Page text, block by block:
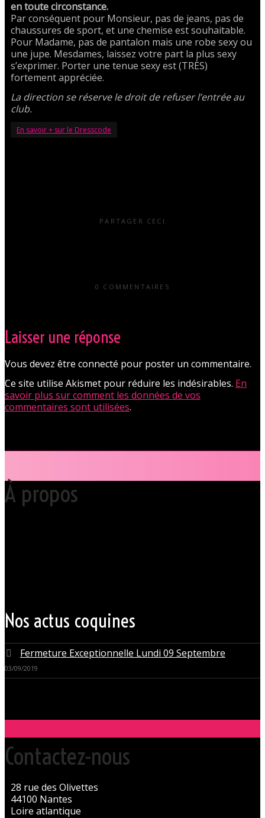
en toute circonstance.
Par conséquent pour Monsieur, pas de jeans, pas de
chaussures de sport, et une chemise est souhaitable.
Pour Madame, pas de pantalon mais une robe sexy ou
une jupe. Mesdames, laissez votre part la plus sexy
s’exprimer. Porter une tenue sexy est (TRÈS)
fortement appréciée.
La direction se réserve le droit de refuser l’entrée au
club.
En savoir + sur le Dresscode
PARTAGER CECI
0 COMMENTAIRES
Laisser une réponse
Vous devez être connecté pour poster un commentaire.
Ce site utilise Akismet pour réduire les indésirables. En
savoir plus sur comment les données de vos
commentaires sont utilisées.
À propos
Nos actus coquines
Fermeture Exceptionnelle Lundi 09 Septembre
03/09/2019
Contactez-nous
28 rue des Olivettes
44100 Nantes
Loire atlantique